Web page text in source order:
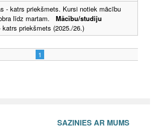
- katrs priekšmets. Kursi notiek mācību
līdz martam. Mācību/studiju
katrs priekšmets (2025./26.)
1
SAZINIES AR MUMS